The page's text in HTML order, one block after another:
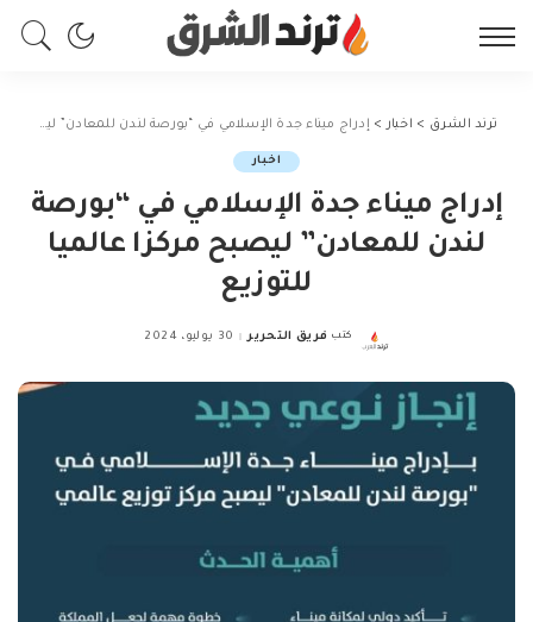
ترند الشرق > اخبار > إدراج ميناء جدة الإسلامي في “بورصة لندن للمعادن” ليصبح مركزا عالميا للتوزيع
اخبار
إدراج ميناء جدة الإسلامي في “بورصة
لندن للمعادن” ليصبح مركزا عالميا
للتوزيع
Posted
كتب فريق التحرير 30 يوليو، 2024